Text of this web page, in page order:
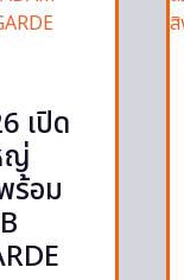
เปิด
ญ่
ร้อม